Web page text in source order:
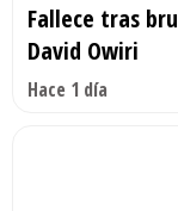
Fallece tras
David Owiri
Hace 1 día